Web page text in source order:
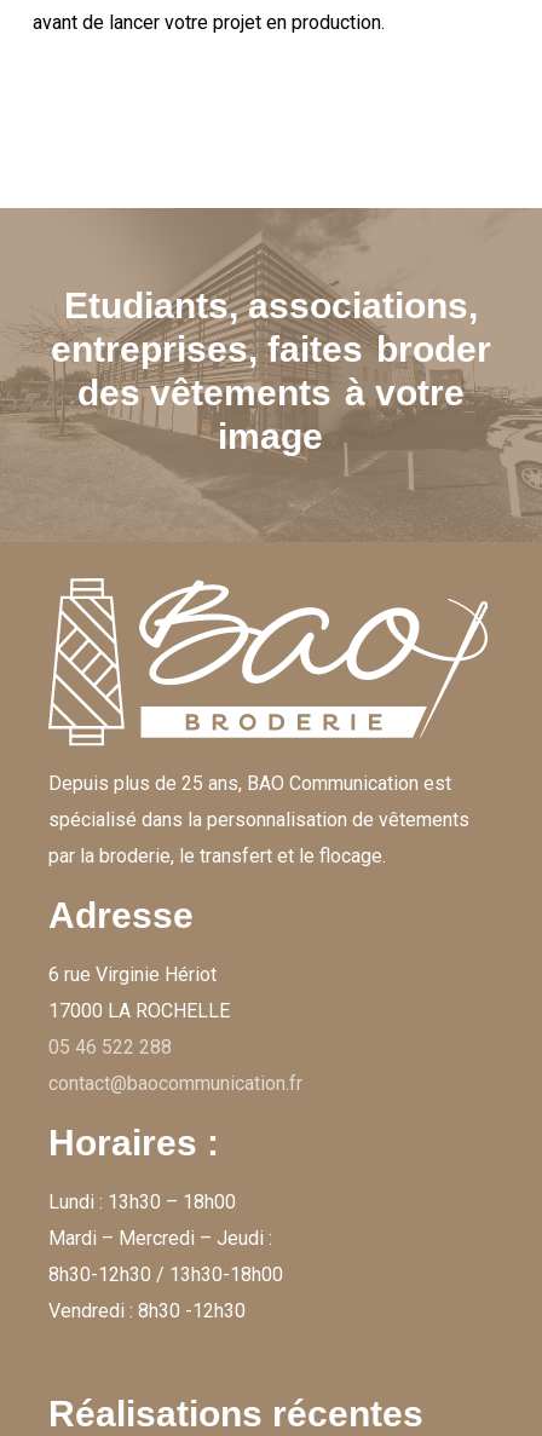
avant de lancer votre projet en production.
Etudiants, associations,
entreprises, faitesbroder
des vêtements à votre
image
Depuis plus de 25 ans, BAO Communication est
spécialisé dans la personnalisation de vêtements
par la broderie, le transfert et le flocage.
Adresse
6 rue Virginie Hériot
17000 LA ROCHELLE
05 46 522 288
contact@baocommunication.fr
Horaires :
Lundi : 13h30 – 18h00
Mardi – Mercredi – Jeudi :
8h30-12h30 / 13h30-18h00
Vendredi : 8h30 -12h30
Réalisations récentes